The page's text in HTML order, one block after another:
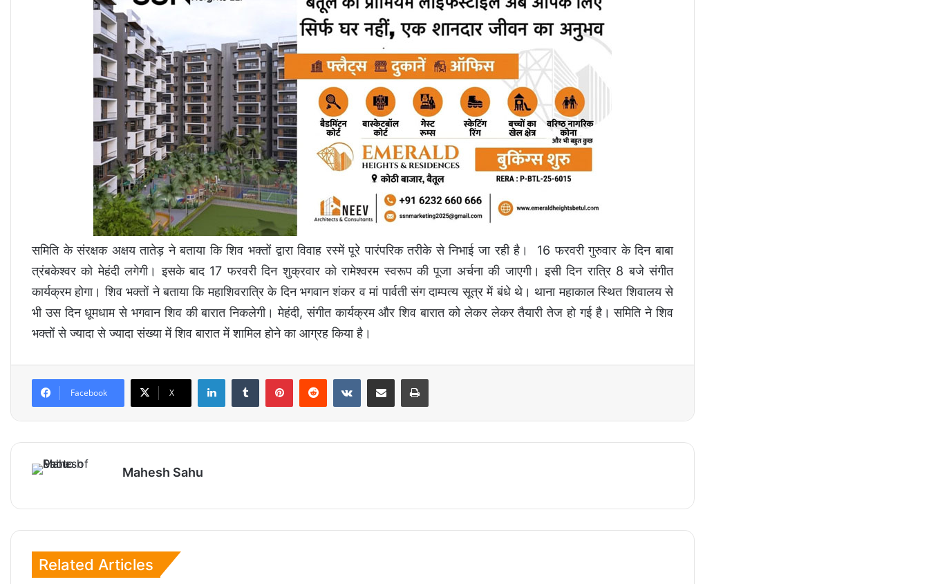
समिति के संरक्षक अक्षय तातेड़ ने बताया कि शिव भक्तों द्वारा विवाह रस्में पूरे पारंपरिक तरीके से निभाई जा रही है। 16 फरवरी गुरुवार के दिन बाबा
त्रंबकेश्वर को मेहंदी लगेगी। इसके बाद 17 फरवरी दिन शुक्रवार को रामेश्वरम स्वरूप की पूजा अर्चना की जाएगी। इसी दिन रात्रि 8 बजे संगीत
कार्यक्रम होगा। शिव भक्तों ने बताया कि महाशिवरात्रि के दिन भगवान शंकर व मां पार्वती संग दाम्पत्य सूत्र में बंधे थे। थाना महाकाल स्थित शिवालय से
भी उस दिन धूमधाम से भगवान शिव की बारात निकलेगी। मेहंदी, संगीत कार्यक्रम और शिव बारात को लेकर लेकर तैयारी तेज हो गई है। समिति ने शिव
भक्तों से ज्यादा से ज्यादा संख्या में शिव बारात में शामिल होने का आग्रह किया है।
Facebook X
Mahesh Sahu
Related Articles